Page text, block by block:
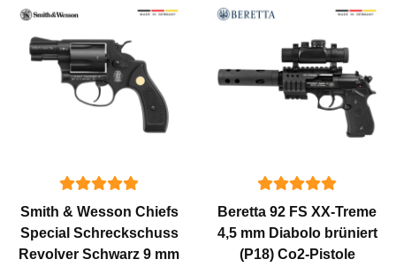
Smith & Wesson Chiefs
Special Schreckschuss
Revolver Schwarz 9 mm
Beretta 92 FS XX-Treme
4,5 mm Diabolo brüniert
(P18) Co2-Pistole